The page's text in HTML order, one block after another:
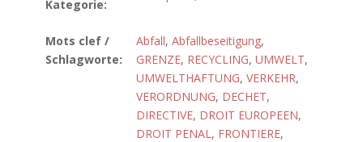
Kategorie:
Mots clef /
Schlagworte:
Abfall, Abfallbeseitigung,
GRENZE, RECYCLING, UMWELT,
UMWELTHAFTUNG, VERKEHR,
VERORDNUNG, DECHET,
DIRECTIVE, DROIT EUROPEEN,
DROIT PENAL, FRONTIERE,